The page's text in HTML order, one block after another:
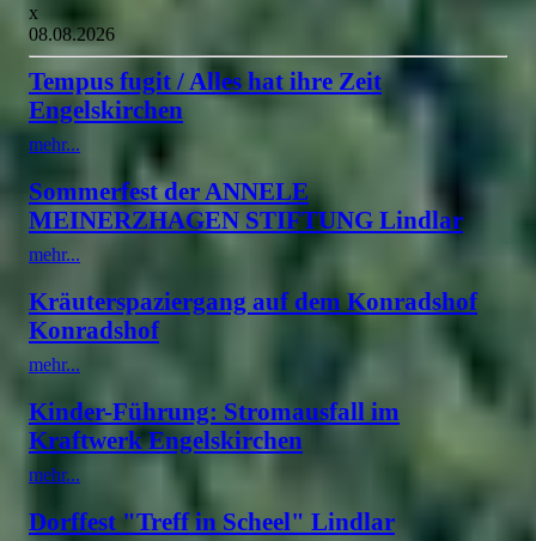
x
08.08.2026
Tempus fugit / Alles hat ihre Zeit
Engelskirchen
mehr...
Sommerfest der ANNELE
MEINERZHAGEN STIFTUNG Lindlar
mehr...
Kräuterspaziergang auf dem Konradshof
Konradshof
mehr...
Kinder-Führung: Stromausfall im
Kraftwerk Engelskirchen
mehr...
Dorffest "Treff in Scheel" Lindlar